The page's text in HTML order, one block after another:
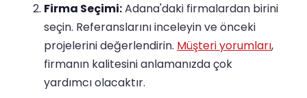
Firma Seçimi:Adana'daki firmalardan birini
seçin. Referanslarını inceleyin ve önceki
projelerini değerlendirin. Müşteri yorumları,
firmanın kalitesini anlamanızda çok
yardımcı olacaktır.